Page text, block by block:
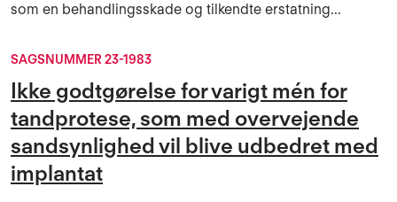
som en behandlingsskade og tilkendte erstatning...
SAGSNUMMER 23-1983
Ikke godtgørelse for varigt mén for
tandprotese, som med overvejende
sandsynlighed vil blive udbedret med
implantat